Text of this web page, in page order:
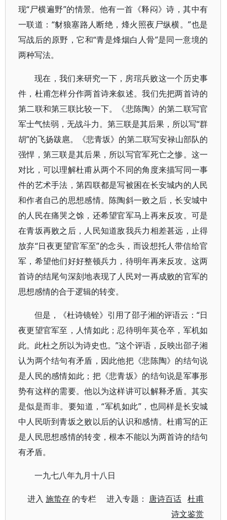
现“尸横遍野”的情景。他有一首《释闷》诗，其中有
一联道：“豺狼塞路人断绝，烽火照夜尸纵横。”也是
写战后的原野，它和“青是烽烟白人骨”是同一意境的
两种写法。
现在，我们来研究一下，房琯兵败这一个历史事
件，杜甫怎样分作两首诗来叙述。我们先把两首诗的
第二联和第三联比较一下。《悲陈陶》的第二联写官
军士气怯弱，无战斗力。第三联是其后果，所以写“群
胡”的飞扬跋扈。《悲青坂》的第二联写安禄山部队的
强悍，第三联是其后果，所以写官军死亡之惨。这一
对比，可以理解杜甫从两个不同的角度来描写同一事
件的艺术手法，第四联都是写被困在长安城内的人民
和作者自己的思想感情。陈陶斜一败之后，长安城中
的人民在痛哭之馀，还希望官军马上再来反攻。可是
在青坂再败之后，人民知道敌我兵力相差甚远，止得
放弃“日夜更望官军至”的念头，而设想托人带信给官
军，希望他们好好整顿兵力，待明年再来反攻。这两
首诗的结尾句深刻地表现了人民对一再成败的官军的
思想感情的合于逻辑的转变。
但是，《杜诗镜铨》引用了邵子湘的评语云：“日
夜更望官军至，人情如此；忍待明年莫仓卒，军机如
此。此杜之所以为诗史也。”这个评语，反映出邵子湘
认为两个结句有矛盾，因此他把《悲陈陶》的结句说
是人民的感情如此；把《悲青坂》的结句说是军事形
势有这样的需要。他以为这样讲可以解释矛盾。其实
是似是而非。要知道，“军机如此”，也同样是长安城
中人民听到青坂之败以后的认识和感情。杜甫写的正
是人民思想感情的转变，根本不能以为两首诗的结句
有矛盾。
一九七八年九月十八日
进入施蛰存 的专栏 进入专题： 唐诗百话 杜甫
诗文鉴赏